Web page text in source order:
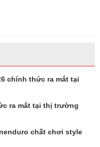
chính thức ra mắt tại
ra mắt tại thị trường
chất chơi style